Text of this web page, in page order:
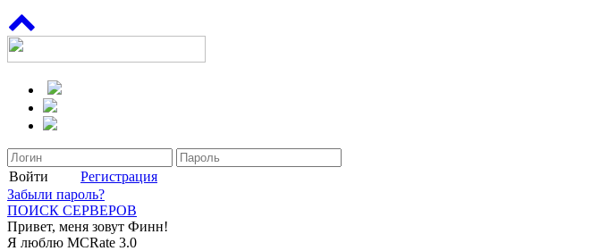
Войти
Регистрация
Забыли пароль?
ПОИСК СЕРВЕРОВ
Привет, меня зовут Финн!
Я люблю MCRate 3.0